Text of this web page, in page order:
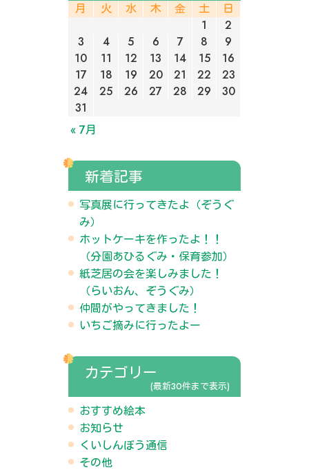
月 火 水 木 金 土 日
« 7月
1
2
3
4 5 6 7 8
9
10
11 12 13 14 15
16
17
18 19 20 21 22
23
24
25 26 27 28 29
30
31
新着記事
写真展に行ってきたよ（ぞうぐ
み）
ホットケーキを作ったよ！！
（分園あひるぐみ・保育参加）
紙芝居の会を楽しみました！
（らいおん、ぞうぐみ）
仲間がやってきました！
いちご摘みに行ったよー
カテゴリー
(最新30件まで表示)
おすすめ絵本
お知らせ
くいしんぼう通信
その他